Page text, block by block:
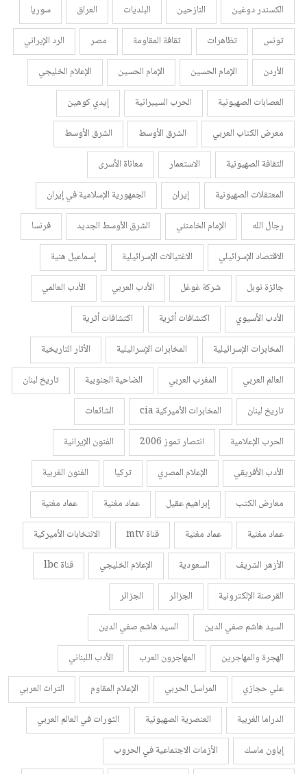
الكسندر دوغين
النازحين البلديات العراق
سوريا
تونس
تظاهرات ثقافة المقاومة مصر
الرد الإيراني
الأردن
الإمام الحسين الإمام الحسين
الإعلام الخليجي
العصابات الصهيونية
الحرب السيبرانية
إيدي كوهين
معرض الكتاب العربي
الشرق الأوسط
الشرق الأوسط
الثقافة الصهيونية
الاستعمار
معاناة الأسرى
المعتقلات الصهيونية
إيران
الجمهورية الإسلامية في إيران
رجال الله
الإمام الخامنئي الشرق الأوسط الجديد
فرنسا
الاقتصاد الإسرائيلي
الاغتيالات الإسرائيلية
إسماعيل هنية
جائزة نوبل
شركة غوغل الأدب العربي
الأدب العالمي
الأدب الأسيوي
اكتشافات أثرية
اكتشافات أثرية
المخابرات الإسرائيلية
المخابرات الإسرائيلية
الأثار التاريخية
العالم العربي
المغرب العربي الضاحية الجنوبية
تاريخ لبنان
تاريخ لبنان
المخابرات الأميركية cia
الشائعات
الحرب الإعلامية
انتصار تموز 2006
الفنون الإيرانية
الأدب الأفريقي
الإعلام المصري تركيا
الفنون الغربية
معارض الكتب
إبراهيم عقيل عماد مغنية
عماد مغنية
عماد مغنية
عماد مغنية قناة mtv
الانتخابات الأميركية
الأزهر الشريف
السعودية الإعلام الخليجي
قناة lbc
القرصنة الإلكترونية
الجزائر
الجزائر
السيد هاشم صفي الدين
السيد هاشم صفي الدين
الهجرة والمهاجرين
المهاجرون العرب
الأدب اللبناني
علي حجازي
المراسل الحربي الإعلام المقاوم
التراث العربي
الدراما الغربية
العنصرية الصهيونية
الثورات في العالم العربي
إياون ماسك
الأزمات الاجتماعية في الحروب